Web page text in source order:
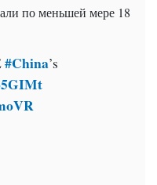
по меньшей мере 18
#China’s